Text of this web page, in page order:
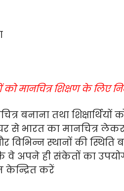
को मानचित्र शिक्षण के
बनाना तथा
घर से भारत का मानचित्र
विभिन्न स्थानों की
कि वे अपने ही संकेतों का
केन्द्रित करें